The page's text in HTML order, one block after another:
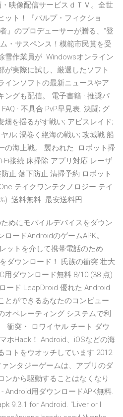
映像配信サービスｄＴＶ。全世
ット！『パルプ・フィクショ
』のプロデューサーが贈る、“登
・サスペンス！模範市民賞を受
雪作業員が Windowsオンライン
が実際に試し、厳選したソフト
インソフトの最新ニュースやア
ングも配信。 電子書籍 · 推奨パ
· 不具合 PvP早見表. 決闘; グ
畑を揺るがす戦い; アビスレイド;
ル; 渦巻く絶海の戦い; 攻城戦 船
の海上戦。 襲われた ロボット掃
Fi接続 床掃除 アプリ対応 レーザ
止 落下防止 清掃予約 ロボット
テイクワンテクノロジー テイ
送料無料. 最安送料円.
めにモバイルデバイスをダウン
ードAndroidのゲームAPK。
ットを介して携帯電話のため
ダウンロード！ 氏族の衝突 壮大
用ダウンロード無料 8/10 (38 点)
ード LeapDroid 優れた Android
とができるあなたのコンピュー
オペレーティング システムで利
衝突・ ロワイヤル チート ダウ
ホHack！ Android、iOSなどの海
コトをウオッチしています 2012
ンタジーゲームは、アプリのダ
ンから駆動することはなくなり
Android用ダウンロードAPK無料.
9.3.1 for Android. "Liver or I